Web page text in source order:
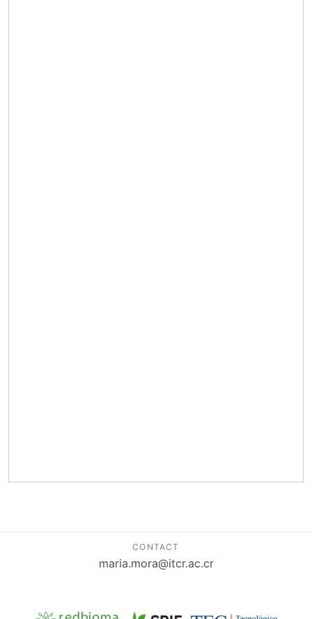
CONTACT
maria.mora@itcr.ac.cr